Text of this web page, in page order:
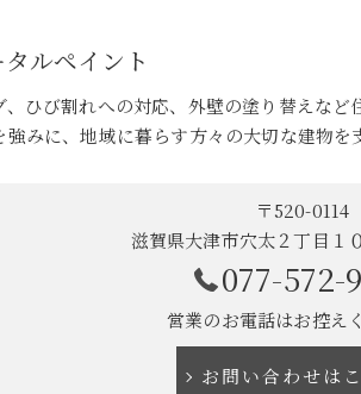
ルペイント
、ひび割れへの対応、外壁の塗り替えな
みに、地域に暮らす方々の大切な建物を
〒520-0114
滋賀県大津市穴太２丁目１
077-572-
営業のお電話はお控え
お問い合わせは